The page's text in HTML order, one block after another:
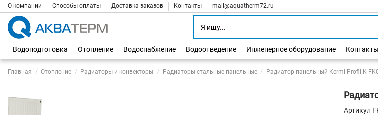
О компании Способы оплаты Доставка заказов Контакты mail@aquatherm72.ru
Водоподготовка
Отопление Водоснабжение Водоотведение Инженерное оборудование Контакты
Главная Отопление Радиаторы и конвекторы Радиаторы стальные панельные Радиатор панельный Kermi Profil-K
Артикул